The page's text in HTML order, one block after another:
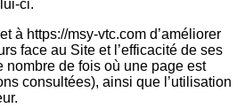
ci.
à https://msy-vtc.com d’améliorer
face au Site et l’efficacité de ses
nombre de fois où une page est
consultées), ainsi que l’utilisation